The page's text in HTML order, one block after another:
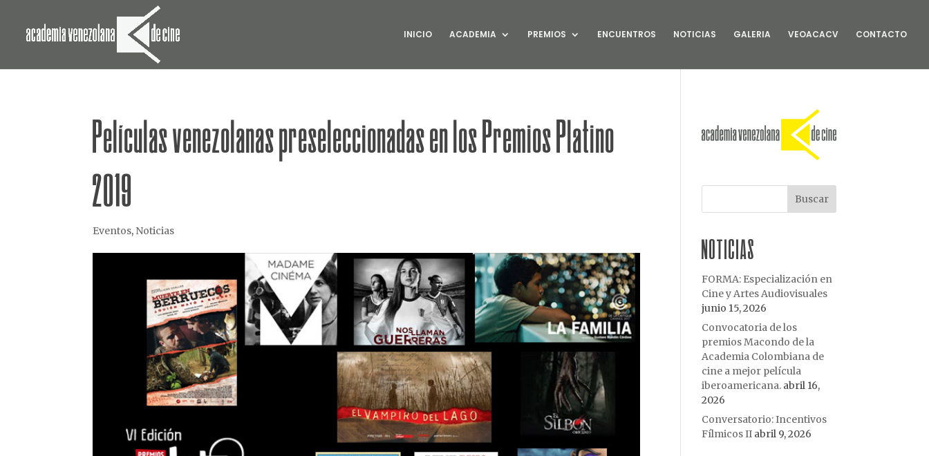
INICIO ACADEMIA PREMIOS ENCUENTROS NOTICIAS GALERIA VEOACACV CONTACTO
Películas venezolanas preseleccionadas en los Premios Platino
2019
Eventos, Noticias
NOTICIAS
FORMA: Especialización en
Cine y Artes Audiovisuales
junio 15, 2026
Convocatoria de los
premios Macondo de la
Academia Colombiana de
cine a mejor película
iberoamericana. abril 16,
2026
Conversatorio: Incentivos
Fílmicos II abril 9, 2026